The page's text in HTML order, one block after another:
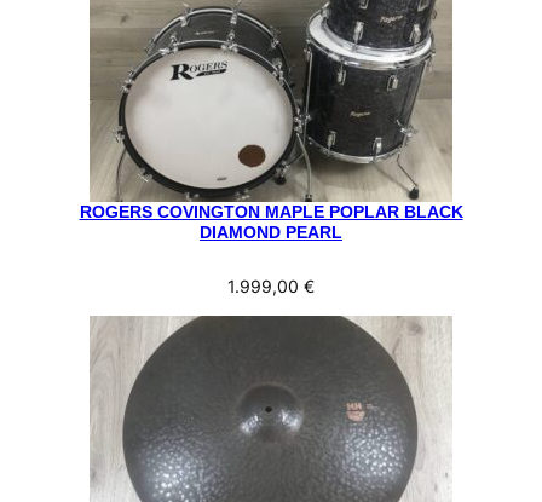
ROGERS COVINGTON MAPLE POPLAR BLACK
DIAMOND PEARL
1.999,00 €